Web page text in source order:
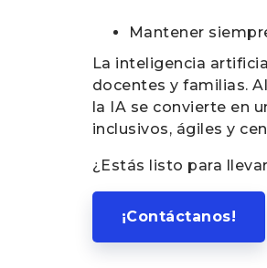
Mantener
La inteligencia
docentes y familias.
la IA se convierte en
inclusivos, ágiles y
¿Estás listo para
¡Contáctanos!